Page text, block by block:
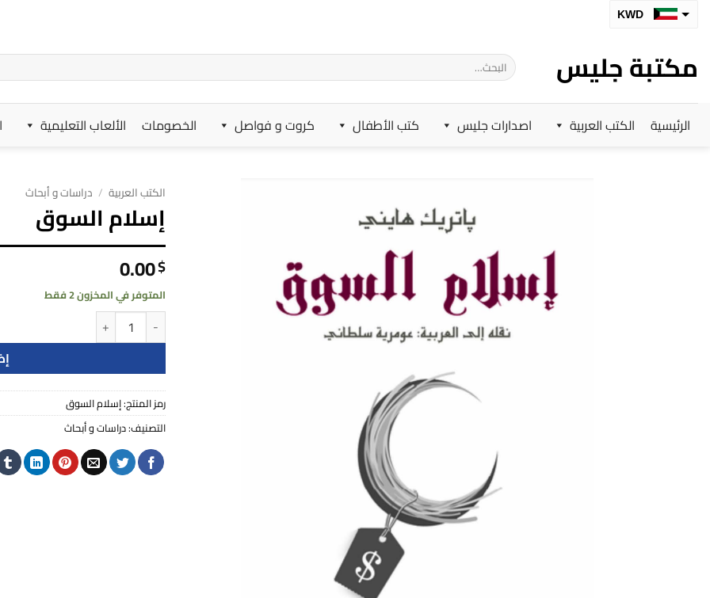
تخطي
KWD
AED
OMR
مكتبة جليس
البحث
عن:
الرئيسية الكتب العربية اصدارات جليس كتب الأطفال كروت و فواصل الخصومات الألعاب التعليمية
الكتب العربية / دراسات و أبحاث
إسلام السوق
0.00$
المتوفر في المخزون 2 فقط
كمية إسلام السوق
رمز المنتج:إسلام السوق
التصنيف:دراسات و أبحاث